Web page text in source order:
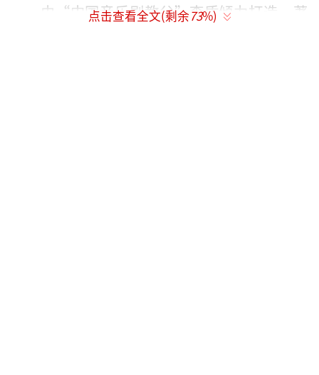
由“中国音乐剧教父”李盾倾力打造，著
点击查看全文(剩余73%)